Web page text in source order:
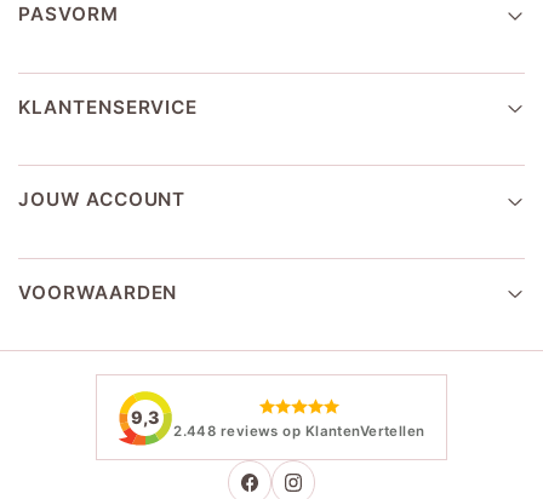
PASVORM
KLANTENSERVICE
JOUW ACCOUNT
VOORWAARDEN
9,3
2.448 reviews op KlantenVertellen